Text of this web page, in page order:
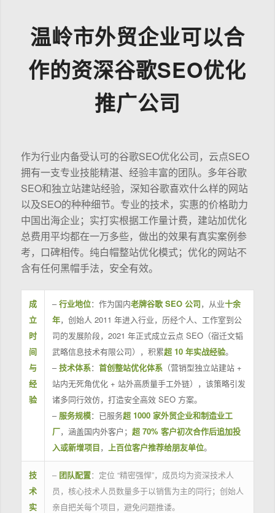
温岭市外贸企业可以合
作的资深谷歌SEO优化
推广公司
作为行业内备受认可的谷歌SEO优化公司，云点SEO
拥有一支专业技能精湛、经验丰富的团队。多年谷歌
SEO和独立站建站经验，深知谷歌喜欢什么样的网站
以及SEO的种种细节。专业的技术，实惠的价格助力
中国出海企业；实打实根据工作量计费，建站加优化
总费用平均都在一万多些，做出的效果有真实案例参
考，口碑相传。纯白帽整站优化模式；优化的网站不
含有任何黑帽手法，安全有效。
成
立
时
间
与
经
验
–行业地位：作为国内老牌谷歌 SEO 公司，从业十余
年，创始人 2011 年进入行业，历经个人、工作室到公
司的发展阶段，2021 年正式成立云点 SEO（宿迁文韬
武略信息技术有限公司），积累超 10 年实战经验。
–技术体系： 首创整站优化体系（营销型独立站建站 +
站内无死角优化 + 站外高质量手工外链），该策略引发
诸多同行效仿，打造安全高效 SEO 方案。
– 服务规模：已服务超 1000 家外贸企业和制造业工
厂，涵盖国内外客户； 超 70% 客户初次合作后追加投
入或新增项目， 上百位客户推荐给朋友单位。
技
术
实
– 团队配置：定位 “精密强悍”，成员均为资深技术人
员，核心技术人员数量多于以销售为主的同行；创始人
亲自把关每个项目，避免问题推诿。